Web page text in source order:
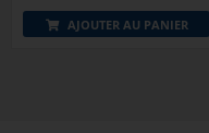
AJOUTER AU PANIER